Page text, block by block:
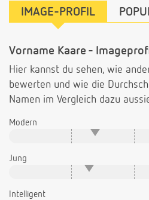
IMAGE-PROFIL
Vorname Kaare -
Hier kannst du sehen, wie
bewerten und wie die
Namen im Vergleich dazu
Modern
Jung
Intelligent